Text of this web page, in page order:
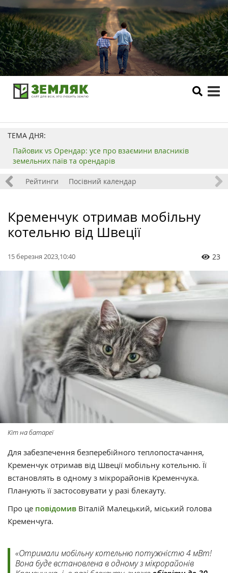
ТЕМА ДНЯ:
Пайовик vs Орендар: усе про взаємини власників
земельних паїв та орендарів
Рейтинги Посівний календар
Кременчук отримав мобільну
котельню від Швеції
15 березня 2023,10:40 23
Кіт на батареї
Для забезпечення безперебійного теплопостачання,
Кременчук отримав від Швеції мобільну котельню. Її
встановлять в одному з мікрорайонів Кременчука.
Планують її застосовувати у разі блекауту.
Про це повідомив Віталій Малецький, міський голова
Кременчуга.
«Отримали мобільну котельню потужністю 4 мВт!
Вона буде встановлена в одному з мікрорайонів